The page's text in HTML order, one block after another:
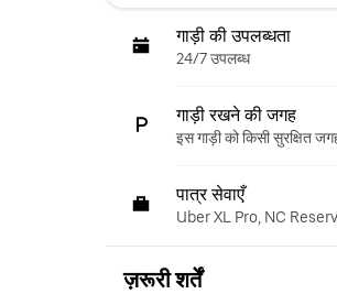
गाड़ी की उपलब्धता
24/7 उपलब्ध
गाड़ी रखने की जगह
इस गाड़ी को किसी सुरक्षित
पात्र सेवाएँ
Uber XL Pro, NC
ज़रूरी शर्तें